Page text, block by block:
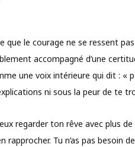
que le courage ne se ressent
accompagné d’une
une voix intérieure qui dit : «
ni sous la peur de te
regarder ton rêve avec plus
rapprocher. Tu n’as pas besoin